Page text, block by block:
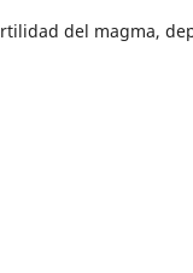
del magma,